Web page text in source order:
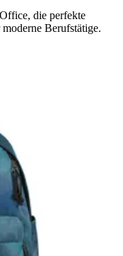
die perfekte
Berufstätige.